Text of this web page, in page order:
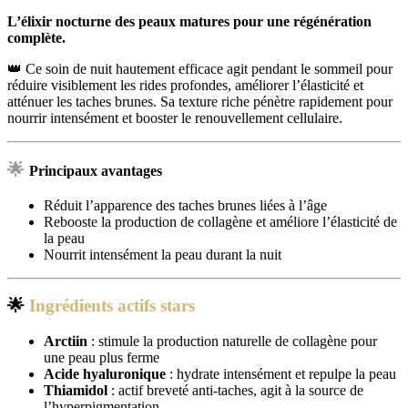
L’élixir nocturne des peaux matures pour une régénération
complète.
👑 Ce soin de nuit hautement efficace agit pendant le sommeil pour
réduire visiblement les rides profondes, améliorer l’élasticité et
atténuer les taches brunes. Sa texture riche pénètre rapidement pour
nourrir intensément et booster le renouvellement cellulaire.
🌟 Principaux avantages
Réduit l’apparence des taches brunes liées à l’âge
Rebooste la production de collagène et améliore l’élasticité de
la peau
Nourrit intensément la peau durant la nuit
🌟 Ingrédients actifs stars
Arctiin : stimule la production naturelle de collagène pour
une peau plus ferme
Acide hyaluronique : hydrate intensément et repulpe la peau
Thiamidol : actif breveté anti-taches, agit à la source de